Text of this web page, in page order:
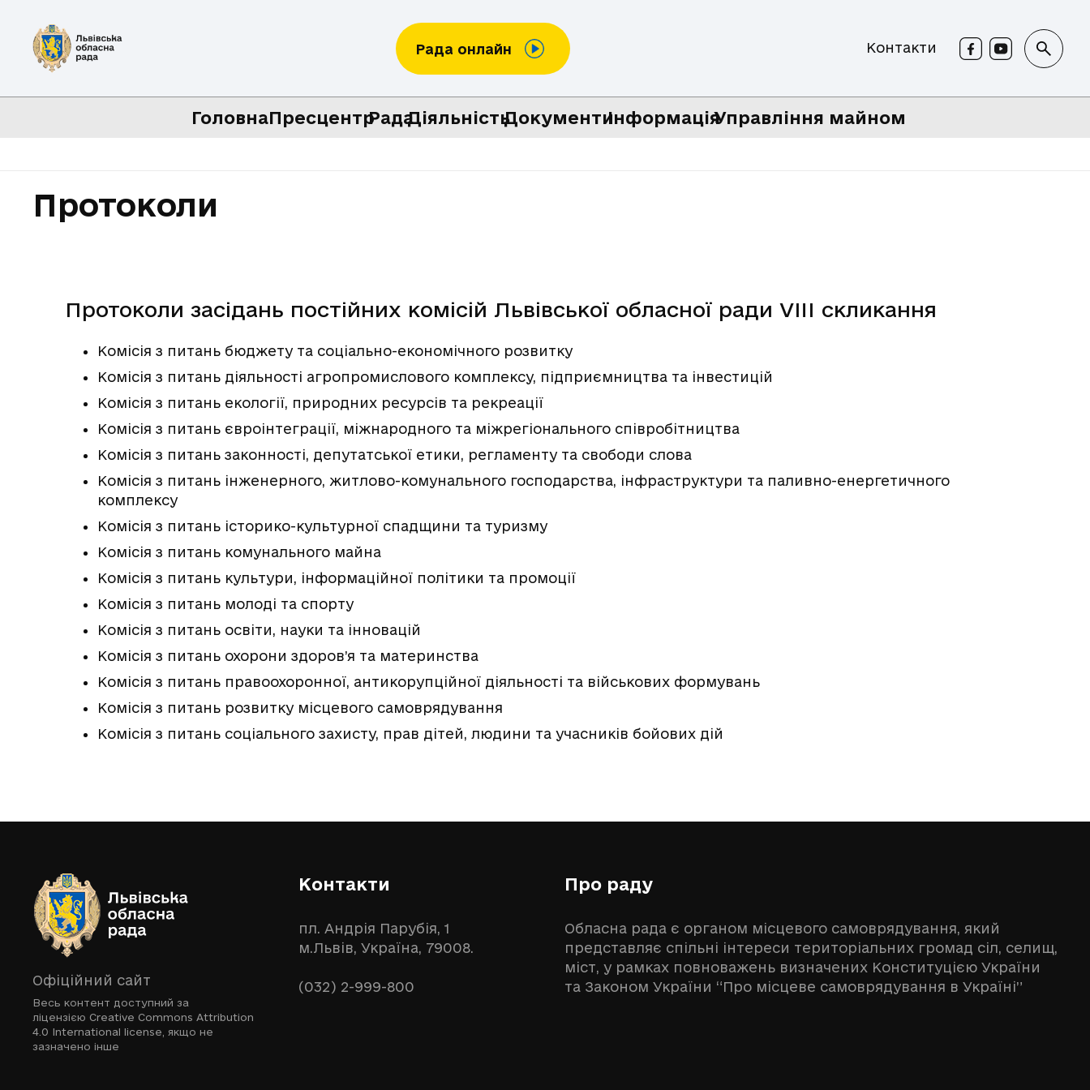
Рада онлайн Контакти
ГоловнаПресцентрРадаДіяльністьДокументиІнформаціяУправління майном
Протоколи
Протоколи засідань постійних комісій Львівської обласної ради VIII скликання
Комісія з питань бюджету та соціально-економічного розвитку
Комісія з питань діяльності агропромислового комплексу, підприємництва та інвестицій
Комісія з питань екології, природних ресурсів та рекреації
Комісія з питань євроінтеграції, міжнародного та міжрегіонального співробітництва
Комісія з питань законності, депутатської етики, регламенту та свободи слова
Комісія з питань інженерного, житлово-комунального господарства, інфраструктури та паливно-енергетичного
комплексу
Комісія з питань історико-культурної спадщини та туризму
Комісія з питань комунального майна
Комісія з питань культури, інформаційної політики та промоції
Комісія з питань молоді та спорту
Комісія з питань освіти, науки та інновацій
Комісія з питань охорони здоров’я та материнства
Комісія з питань правоохоронної, антикорупційної діяльності та військових формувань
Комісія з питань розвитку місцевого самоврядування
Комісія з питань соціального захисту, прав дітей, людини та учасників бойових дій
Офіційний сайт
Весь контент доступний за
ліцензією Creative Commons Attribution
4.0 International license , якщо не
зазначено інше
Контакти
пл. Андрія Парубія, 1
м.Львів, Україна, 79008.
(032) 2-999-800
Про раду
Обласна рада є органом місцевого самоврядування, який
представляє спільні інтереси територіальних громад сіл, селищ,
міст, у рамках повноважень визначених Конституцією України
та Законом України “Про місцеве самоврядування в Україні”